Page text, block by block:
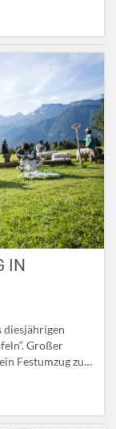
als
Geschäftsführer
IN
diesjährigen
Großer
Festumzug zum
den
Eisenwagen,